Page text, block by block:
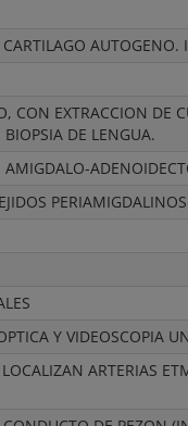
AUTOGENO.
CON EXTRACCION DE
DE LENGUA.
Y VIDEOSCOPIA
ARTERIAS